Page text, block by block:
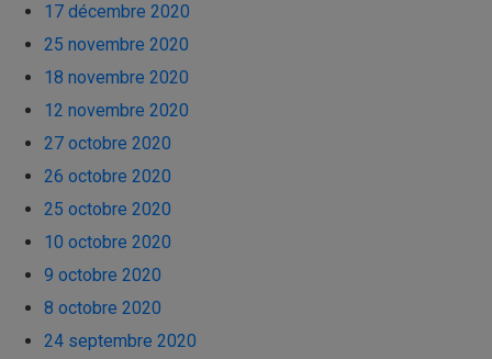
17 décembre 2020
25 novembre 2020
18 novembre 2020
12 novembre 2020
27 octobre 2020
26 octobre 2020
25 octobre 2020
10 octobre 2020
9 octobre 2020
8 octobre 2020
24 septembre 2020